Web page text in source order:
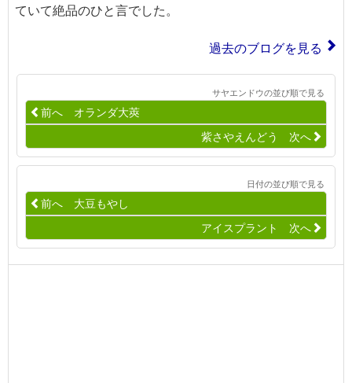
ていて絶品のひと言でした。
過去のブログを見る
サヤエンドウの並び順で見る
前へ オランダ大莢
紫さやえんどう 次へ
日付の並び順で見る
前へ 大豆もやし
アイスプラント 次へ